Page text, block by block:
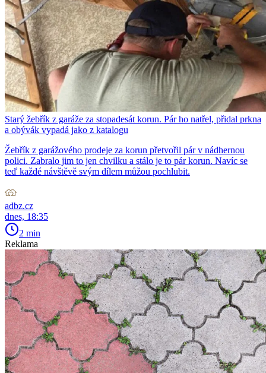
Starý žebřík z garáže za stopadesát korun. Pár ho natřel, přidal prkna
a obývák vypadá jako z katalogu
Žebřík z garážového prodeje za korun přetvořil pár v nádhernou
polici. Zabralo jim to jen chvilku a stálo je to pár korun. Navíc se
teď každé návštěvě svým dílem můžou pochlubit.
adbz.cz
dnes, 18:35
2 min
Reklama